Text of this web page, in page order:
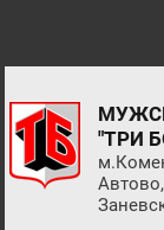
"ТРИ